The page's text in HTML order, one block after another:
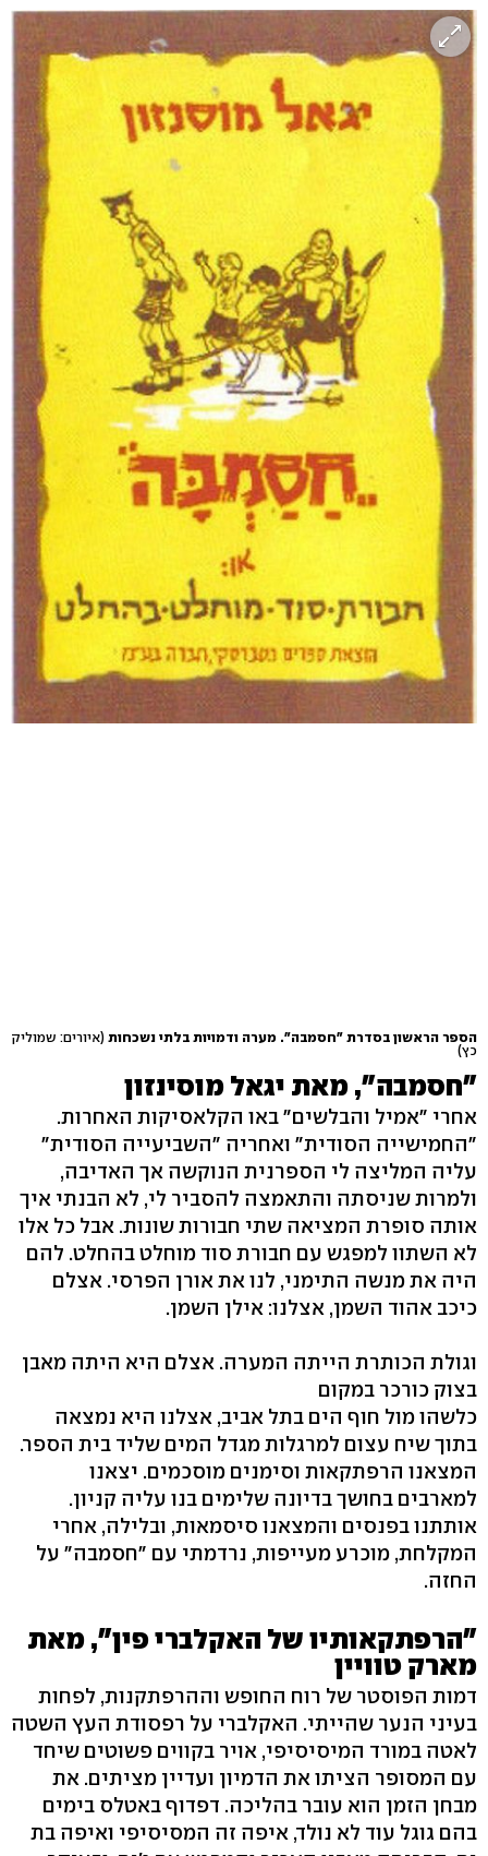
הספר הראשון בסדרת "חסמבה". מערה ודמויות בלתי נשכחות (איורים: שמוליק
כץ)
"חסמבה", מאת יגאל מוסינזון
אחרי "אמיל והבלשים" באו הקלאסיקות האחרות.
"החמישייה הסודית" ואחריה "השביעייה הסודית"
עליה המליצה לי הספרנית הנוקשה אך האדיבה,
ולמרות שניסתה והתאמצה להסביר לי, לא הבנתי איך
אותה סופרת המציאה שתי חבורות שונות. אבל כל אלו
לא השתוו למפגש עם חבורת סוד מוחלט בהחלט. להם
היה את מנשה התימני, לנו את אורן הפרסי. אצלם
כיכב אהוד השמן, אצלנו: אילן השמן.
וגולת הכותרת הייתה המערה. אצלם היא היתה מאבן
בצוק כורכר במקום
כלשהו מול חוף הים בתל אביב, אצלנו היא נמצאה
בתוך שיח עצום למרגלות מגדל המים שליד בית הספר.
המצאנו הרפתקאות וסימנים מוסכמים. יצאנו
למארבים בחושך בדיונה שלימים בנו עליה קניון.
אותתנו בפנסים והמצאנו סיסמאות, ובלילה, אחרי
המקלחת, מוכרע מעייפות, נרדמתי עם "חסמבה" על
החזה.
"הרפתקאותיו של האקלברי פין", מאת
מארק טוויין
דמות הפוסטר של רוח החופש וההרפתקנות, לפחות
בעיני הנער שהייתי. האקלברי על רפסודת העץ השטה
לאטה במורד המיסיסיפי, אויר בקווים פשוטים שיחד
עם המסופר הציתו את הדמיון ועדיין מציתים. את
מבחן הזמן הוא עובר בהליכה. דפדוף באטלס בימים
בהם גוגל עוד לא נולד, איפה זה המסיסיפי ואיפה בת